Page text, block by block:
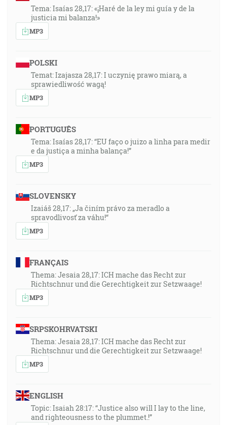
Tema: Isaías 28,17: «¡Haré de la ley mi guía y de la
justicia mi balanza!»
MP3
POLSKI
Temat: Izajasza 28,17: I uczynię prawo miarą, a
sprawiedliwość wagą!
MP3
PORTUGUÊS
Tema: Isaías 28,17: “EU faço o juizo a linha para medir
e da justiça a minha balança!”
MP3
SLOVENSKY
Izaiáš 28,17: „Ja činím právo za meradlo a
spravodlivosť za váhu!“
MP3
FRANÇAIS
Thema: Jesaia 28,17: ICH mache das Recht zur
Richtschnur und die Gerechtigkeit zur Setzwaage!
MP3
SRPSKOHRVATSKI
Thema: Jesaia 28,17: ICH mache das Recht zur
Richtschnur und die Gerechtigkeit zur Setzwaage!
MP3
ENGLISH
Topic: Isaiah 28:17: “Justice also will I lay to the line,
and righteousness to the plummet.!”